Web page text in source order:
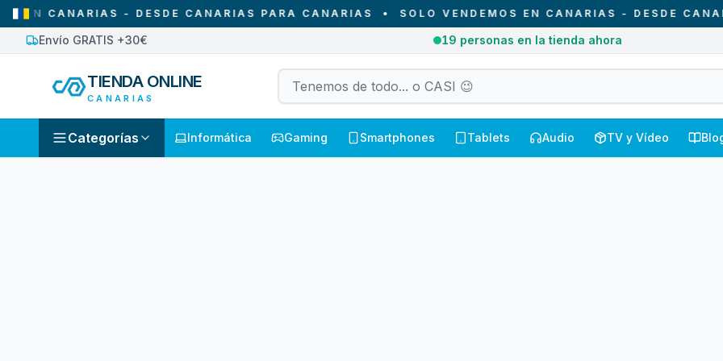
CANARIAS - DESDE CANARIAS PARA CANARIAS• SOLO VENDEMOS EN CANARIAS - DESDE
Envío GRATIS +30€ 19 personas en la tienda ahora
TIENDA ONLINE
CANARIAS
Categorías Informática Gaming Smartphones Tablets Audio TV y Vídeo